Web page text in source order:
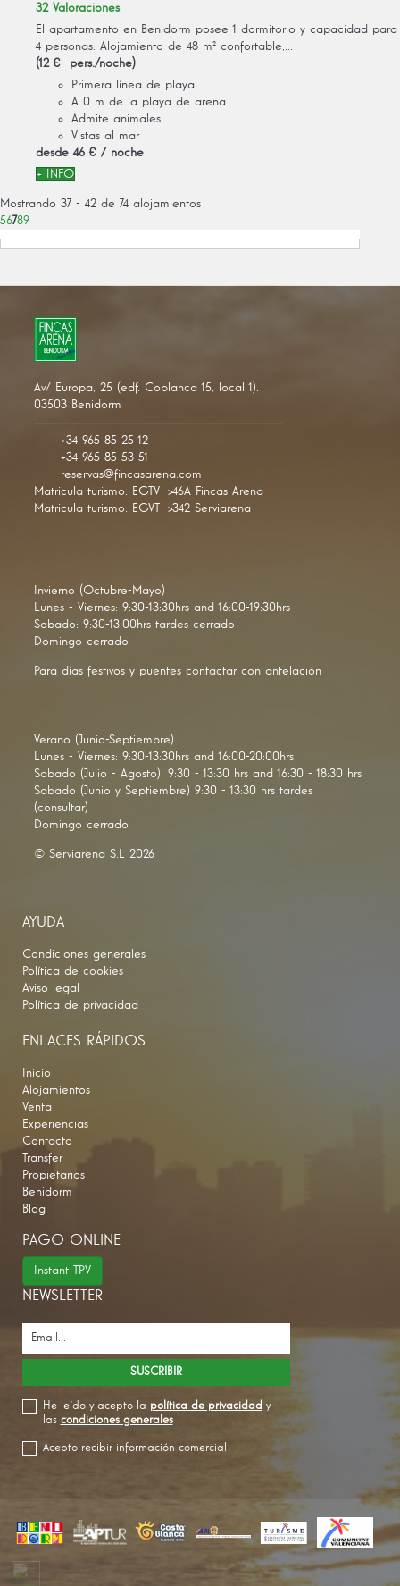
32 Valoraciones
El apartamento en Benidorm posee 1 dormitorio y capacidad para
4 personas. Alojamiento de 48 m² confortable,...
(12 € pers./noche)
Primera línea de playa
A 0 m de la playa de arena
Admite animales
Vistas al mar
desde 46 € / noche
+ INFO
Mostrando 37 - 42 de 74 alojamientos
56789
Av/ Europa, 25 (edf. Coblanca 15, local 1).
03503 Benidorm
+34 965 85 25 12
+34 965 85 53 51
reservas@fincasarena.com
Matricula turismo: EGTV-->46A Fincas Arena
Matricula turismo: EGVT-->342 Serviarena
Invierno (Octubre-Mayo)
Lunes - Viernes: 9:30-13:30hrs and 16:00-19:30hrs
Sabado: 9:30-13:00hrs tardes cerrado
Domingo cerrado
Para días festivos y puentes contactar con antelación
Verano (Junio-Septiembre)
Lunes - Viernes: 9:30-13:30hrs and 16:00-20:00hrs
Sabado (Julio - Agosto): 9:30 - 13:30 hrs and 16:30 - 18:30 hrs
Sabado (Junio y Septiembre) 9:30 - 13:30 hrs tardes
(consultar)
Domingo cerrado
© Serviarena S.L 2026
AYUDA
Condiciones generales
Política de cookies
Aviso legal
Política de privacidad
ENLACES RÁPIDOS
Inicio
Alojamientos
Venta
Experiencias
Contacto
Transfer
Propietarios
Benidorm
Blog
PAGO ONLINE
Instant TPV
NEWSLETTER
He leído y acepto la política de privacidad y
las condiciones generales
Acepto recibir información comercial